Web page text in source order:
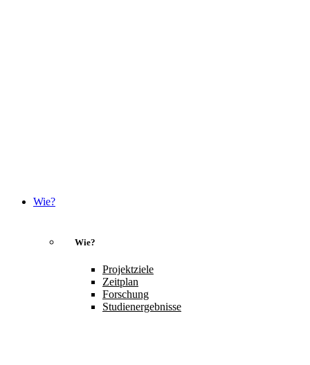
Wie?
Wie?
Projektziele
Zeitplan
Forschung
Studienergebnisse